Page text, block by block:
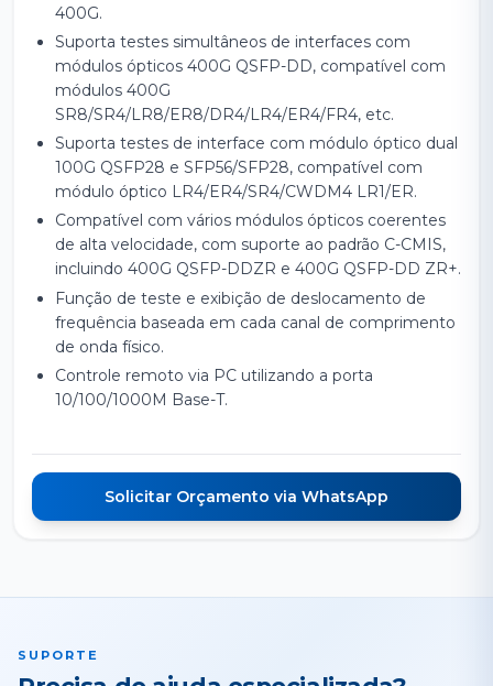
400G.
Suporta testes simultâneos de interfaces com
módulos ópticos 400G QSFP-DD, compatível com
módulos 400G
SR8/SR4/LR8/ER8/DR4/LR4/ER4/FR4, etc.
Suporta testes de interface com módulo óptico dual
100G QSFP28 e SFP56/SFP28, compatível com
módulo óptico LR4/ER4/SR4/CWDM4 LR1/ER.
Compatível com vários módulos ópticos coerentes
de alta velocidade, com suporte ao padrão C-CMIS,
incluindo 400G QSFP-DDZR e 400G QSFP-DD ZR+.
Função de teste e exibição de deslocamento de
frequência baseada em cada canal de comprimento
de onda físico.
Controle remoto via PC utilizando a porta
10/100/1000M Base-T.
Solicitar Orçamento via WhatsApp
SUPORTE